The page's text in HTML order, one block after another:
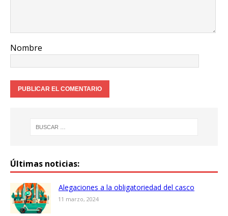
Nombre
Últimas noticias:
Alegaciones a la obligatoriedad del casco
11 marzo, 2024